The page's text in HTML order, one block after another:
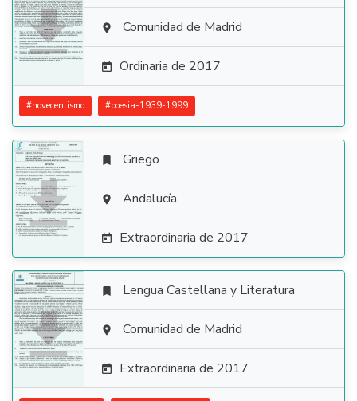
  Comunidad de Madrid
 Ordinaria de 2017
#novecentismo #poesia-1939-1999

 Griego
 Andalucía
 Extraordinaria de 2017

 Lengua Castellana y Literatura
 Comunidad de Madrid
 Extraordinaria de 2017